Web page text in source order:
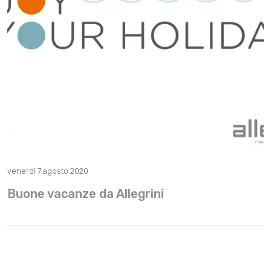
venerdì 7 agosto 2020
Buone vacanze da Allegrini